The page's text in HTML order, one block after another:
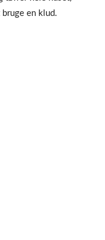
en klud.